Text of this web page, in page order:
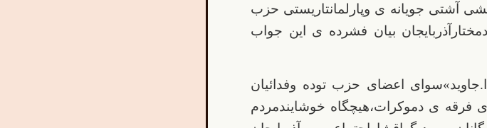
آشتی جویانه ی وپارلمانتاریستی حزب
بیان فشرده ی این جواب
اعضای حزب توده وفدائیان
ی دموکرات،هیچگاه خوشایندمردم